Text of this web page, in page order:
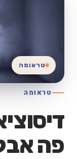
טראומה
פה
טראומה